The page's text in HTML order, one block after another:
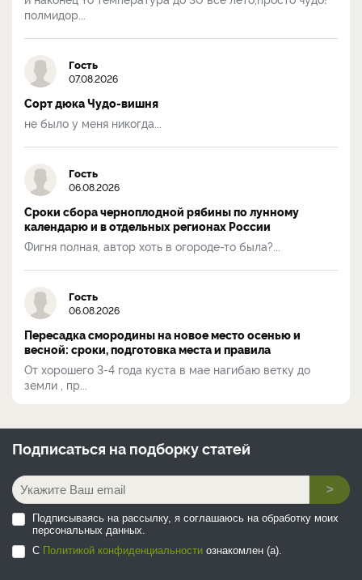
полмидор...
Гость
07.08.2026
Сорт дюка Чудо-вишня
не было у меня никогда...
Гость
06.08.2026
Сроки сбора черноплодной рябины по лунному
календарю и в отдельных регионах России
Фигня полная, автор хоть в огороде-то была?...
Гость
06.08.2026
Пересадка смородины на новое место осенью и
весной: сроки, подготовка места и правила
От хорошего 3-4 года куста в мае нагибаю ветку до
земли , пр...
Подписаться на подборку статей
>
Подписываясь на рассылку, я соглашаюсь на обработку моих
персональных данных.
С Политикой конфиденциальности ознакомлен (а).